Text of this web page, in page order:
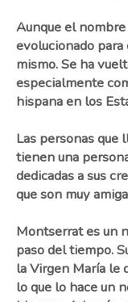
Aunque el
evolucionado
mismo. Se ha
especialmente
hispana en los
Las personas que
tienen una
dedicadas a sus
que son muy
Montserrat es un
paso del tiempo.
la Virgen María le
lo que lo hace un